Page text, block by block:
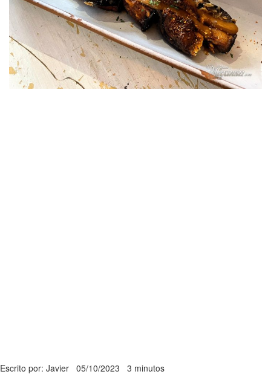
Escrito por: Javier 05/10/2023 3 minutos